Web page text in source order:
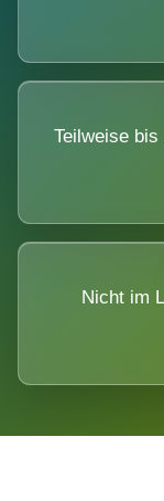
Teilweise
Nicht im